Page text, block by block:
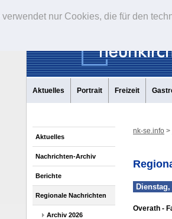
verwendet nur Cookies, die für den
Aktuelles Portrait Freizeit
Aktuelles
Nachrichten-Archiv
Berichte
Regionale Nachrichten
Archiv 2026
nk-se.info >
Dienstag,
Overath -